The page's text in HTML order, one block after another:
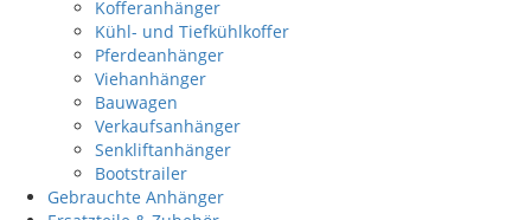
Kofferanhänger
Kühl- und Tiefkühlkoffer
Pferdeanhänger
Viehanhänger
Bauwagen
Verkaufsanhänger
Senkliftanhänger
Bootstrailer
Gebrauchte Anhänger